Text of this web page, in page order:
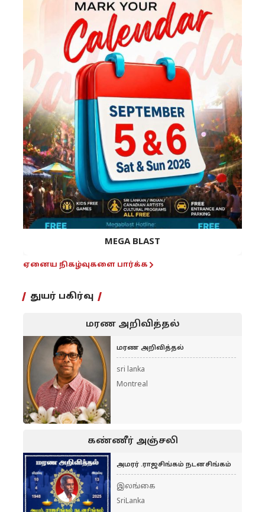
MEGA BLAST
ஏனைய நிகழ்வுகளை பார்க்க
துயர் பகிர்வு
மரண அறிவித்தல்
மரண அறிவித்தல்
sri lanka
Montreal
கண்ணீர் அஞ்சலி
அமரர் .ராஜசிங்கம் நடனசிங்கம்
இலங்கை
SriLanka